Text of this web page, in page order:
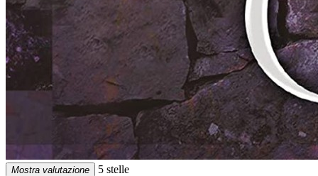
Mostra valutazione 5 stelle